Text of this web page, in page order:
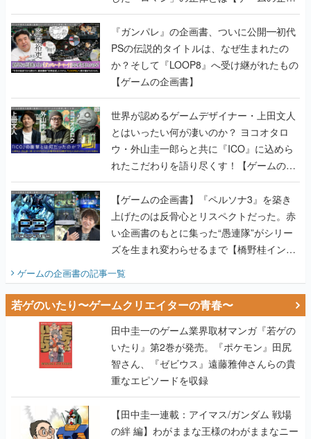
書】
『ガンパレ』の企画書、ついに公開━初代
PSの伝説的タイトルは、なぜ生まれたの
か？そして『LOOP8』へ受け継がれたもの
【ゲームの企画書】
世界が認めるゲームデザイナー・上田文人
とはいったい何が凄いのか？ ヨコオタロ
ウ・外山圭一郎らと共に『ICO』に込めら
れたこだわりを語り尽くす！【ゲームの企
画書】
【ゲームの企画書】『ペルソナ3』を築き
上げたのは反骨心とリスペクトだった。赤
い企画書のもとに集った“愚連隊”がシリー
ズを生まれ変わらせるまで【橋野桂インタ
ゲームの企画書の記事一覧
若ゲのいたり〜ゲームクリエイターの青春〜
田中圭一のゲーム業界取材マンガ『若ゲの
いたり』第2巻が発売。『ポケモン』田尻
智さん、『ゼビウス』遠藤雅伸さんらの貴
重なエピソードを収録
【田中圭一連載：アイマス/ガンダム 戦場
の絆 編】わがままな王様のわがままなニー